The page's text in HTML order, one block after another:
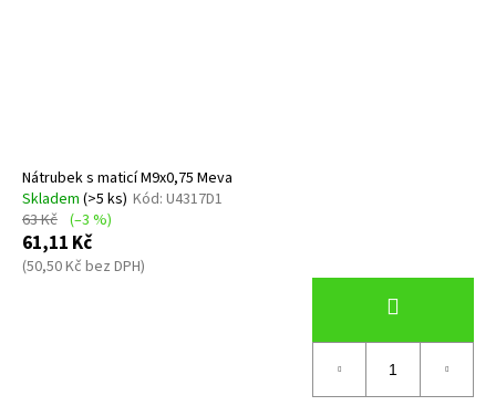
Nátrubek s maticí M9x0,75 Meva
Skladem (>5 ks) Kód: U4317D1
63 Kč (–3 %)
61,11 Kč
(50,50 Kč bez DPH)